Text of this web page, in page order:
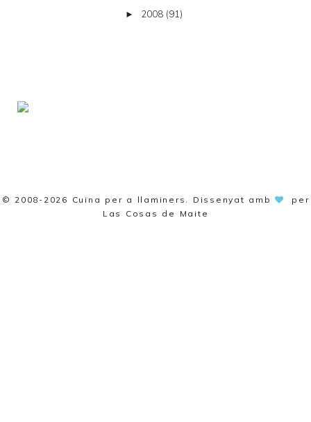
► 2008 (91)
© 2008-2026 Cuina per a llaminers . Dissenyat amb
per
Las Cosas de Maite